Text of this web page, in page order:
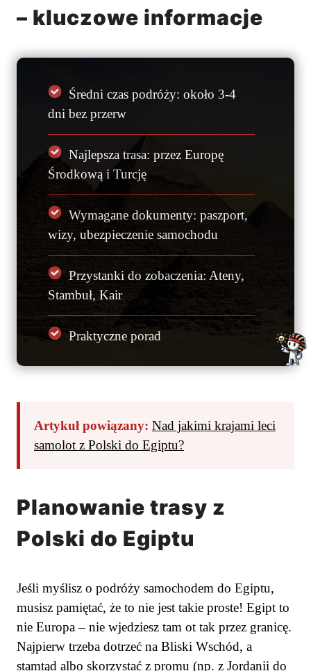
– kluczowe informacje
Średni czas podróży: około 3-4
dni bez przerw
Najlepsza trasa: przez Europę
Środkową i Turcję
Wymagane dokumenty: paszport,
wizy, ubezpieczenie samochodu
Przystanki do zobaczenia: Ateny,
Stambuł, Kair
Praktyczne porad
Artykuł powiązany: Nad jakimi krajami leci
samolot z Polski do Egiptu?
Planowanie trasy z
Polski do Egiptu
Jeśli myślisz o podróży samochodem do Egiptu,
musisz pamiętać, że to nie jest takie proste! Egipt to
nie Europa – nie wjedziesz tam ot tak przez granicę.
Najpierw trzeba dotrzeć na Bliski Wschód, a
stamtąd albo skorzystać z promu (np. z Jordanii do